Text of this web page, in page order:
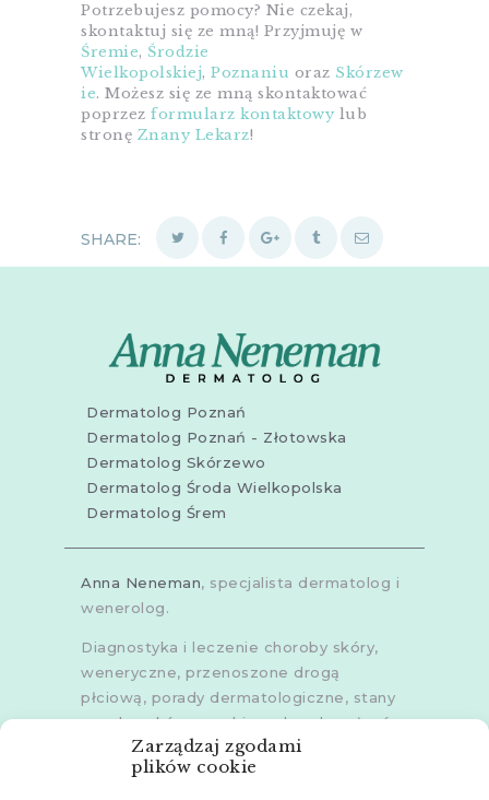
Zarządzaj zgodami
plików cookie
Potrzebujesz pomocy? Nie czekaj,
skontaktuj się ze mną! Przyjmuję w
Śremie, Środzie
Wielkopolskiej, Poznaniu oraz Skórzew
ie. Możesz się ze mną skontaktować
poprzez formularz kontaktowy lub
stronę Znany Lekarz!
SHARE:
Dermatolog Poznań
Dermatolog Poznań - Złotowska
Dermatolog Skórzewo
Dermatolog Środa Wielkopolska
Dermatolog Śrem
Anna Neneman, specjalista dermatolog i
wenerolog.
Diagnostyka i leczenie choroby skóry,
weneryczne, przenoszone drogą
płciową, porady dermatologiczne, stany
zapalne skóry, grzybice, choroby włosów,
dermoskopia, trichoskopia, u dorosłych i
dzieci.